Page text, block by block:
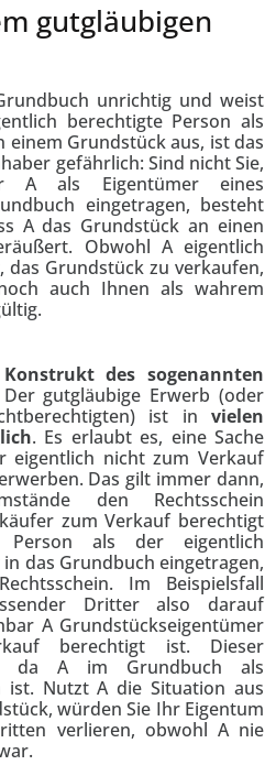
gutgläubigen
unrichtig und weist
berechtigte Person als
einem Grundstück aus, ist das
gefährlich: Sind nicht Sie,
A als Eigentümer eines
eingetragen, besteht
A das Grundstück an einen
Obwohl A eigentlich
Grundstück zu verkaufen,
auch Ihnen als wahrem
Konstrukt des sogenannten
gutgläubige Erwerb (oder
ist in vielen
. Es erlaubt es, eine Sache
eigentlich nicht zum Verkauf
Das gilt immer dann,
den Rechtsschein
zum Verkauf berechtigt
als der eigentlich
das Grundbuch eingetragen,
Im Beispielsfall
Dritter also darauf
A Grundstückseigentümer
berechtigt ist. Dieser
da A im Grundbuch als
ist. Nutzt A die Situation aus
würden Sie Ihr Eigentum
verlieren, obwohl A nie